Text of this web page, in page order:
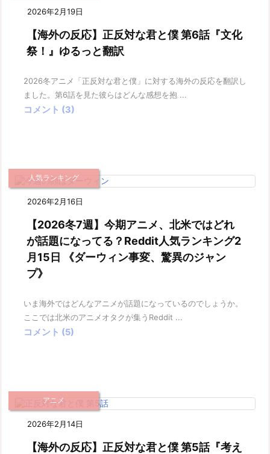
2026年2月19日
【海外の反応】正反対な君と僕 第6話『文化
祭！』ゆるっと翻訳
2026冬アニメ「正反対な君と僕」に対する海外の反応を翻訳し
ました。第6話を見た彼らはどんな感想を抱 ...
コメント (3)
2026年2月16日
人気ランキング
【2026冬7週】今期アニメ、北米ではどれ
が話題になってる？Reddit人気ランキング2
月15日 《ダーウィン事変、驚異のジャン
プ》
いま海外ではどんなアニメが話題になっているのでしょうか。
ここでは北米のアニメオタクが集うReddit ...
コメント (5)
2026年2月14日
アニメ
【海外の反応】正反対な君と僕 第5話『考え